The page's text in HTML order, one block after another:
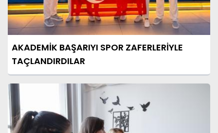
AKADEMİK BAŞARIYI SPOR ZAFERLERİYLE
TAÇLANDIRDILAR